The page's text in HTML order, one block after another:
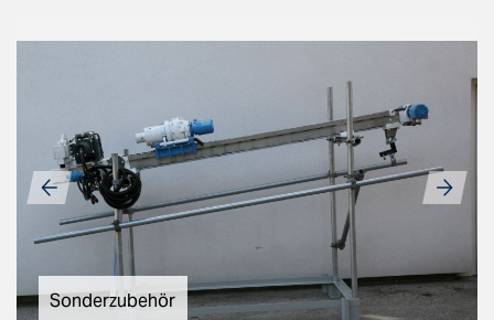
Sonderzubehör